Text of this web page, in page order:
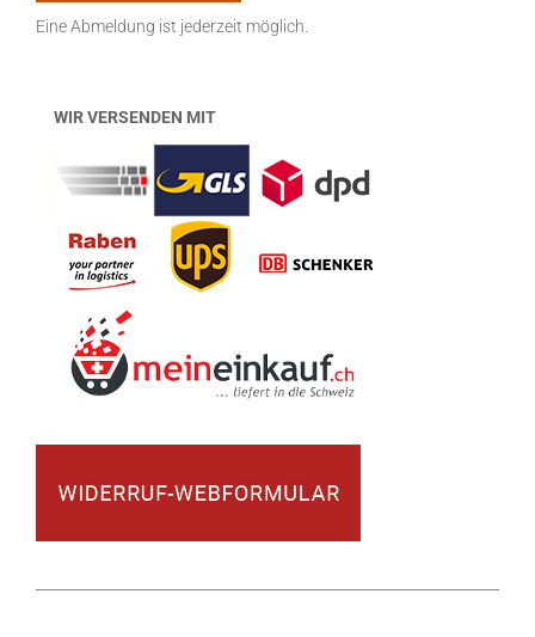
Eine Abmeldung ist jederzeit möglich.
WIR VERSENDEN MIT